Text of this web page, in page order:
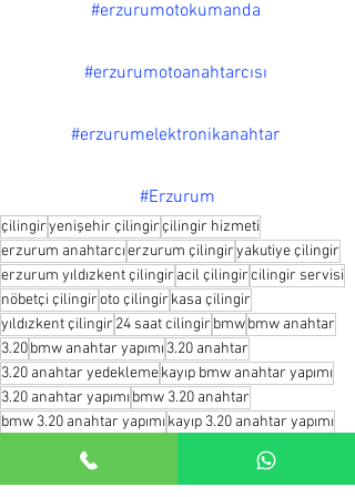
#erzurumotokumanda
#erzurumotoanahtarcısı
#erzurumelektronikanahtar
#Erzurum
çilingiryenişehir çilingirçilingir hizmeti
erzurum anahtarcıerzurum çilingiryakutiye çilingir
erzurum yıldızkent çilingir acil çilingircilingir servisi
nöbetçi çilingiroto çilingir kasa çilingir
yıldızkent çilingir 24 saat cilingir bmwbmw anahtar
3.20bmw anahtar yapımı 3.20 anahtar
3.20 anahtar yedeklemekayıp bmw anahtar yapımı
3.20 anahtar yapımı bmw 3.20 anahtar
bmw 3.20 anahtar yapımı kayıp 3.20 anahtar yapımı
bmw anahtar yedekleme